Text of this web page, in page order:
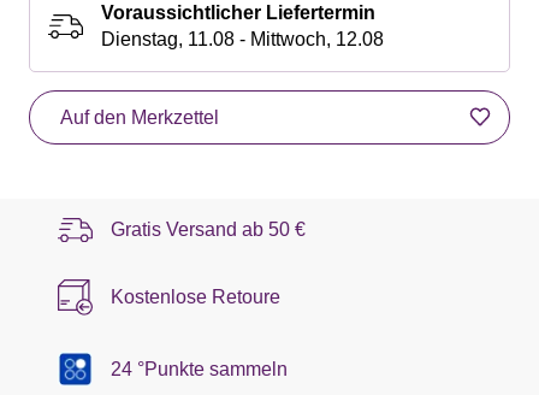
Voraussichtlicher Liefertermin
Dienstag, 11.08 - Mittwoch, 12.08
Auf den Merkzettel
Gratis Versand ab 50 €
Kostenlose Retoure
24 °Punkte sammeln